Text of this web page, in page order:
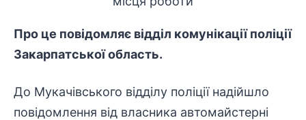
Про це повідомляє відділ комунікації поліції
Закарпатської область.
До Мукачівського відділу поліції надійшло
повідомлення від власника автомайстерні